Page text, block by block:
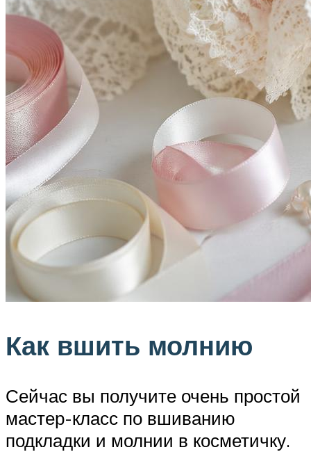
Как вшить молнию
Сейчас вы получите очень простой
мастер-класс по вшиванию
подкладки и молнии в косметичку.